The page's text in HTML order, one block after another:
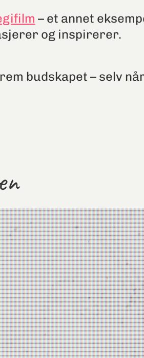
– et annet
og inspirerer.
budskapet – selv